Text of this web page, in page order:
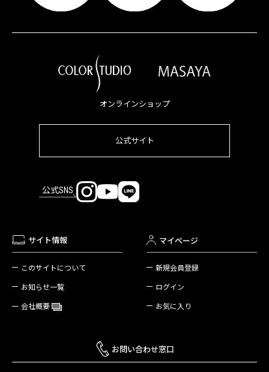
オンラインショップ
公式サイト
公式SNS
サイト情報
このサイトについて
お知らせ一覧
会社概要
マイページ
新規会員登録
ログイン
お気に入り
お問い合わせ窓口